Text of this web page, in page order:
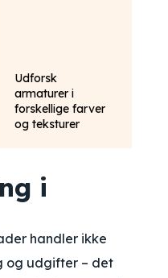
Udforsk
armaturer i
forskellige farver
og teksturer
i
handler ikke
og udgifter – det